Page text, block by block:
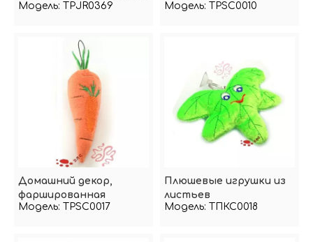
Модель: TPJR0369
фаршированными
Модель: TPSC0010
Домашний декор,
фаршированная
овощная плюшевая
Модель: TPSC0017
Плюшевые игрушки из
листьев
растительного
Модель: ТПКС0018